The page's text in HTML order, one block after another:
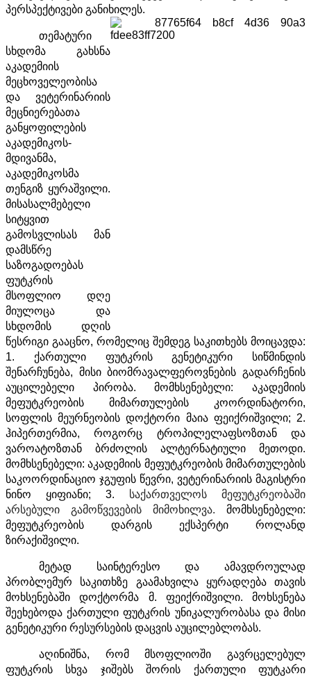
პერსპექტივები განიხილეს.
თემატური
სხდომა გახსნა
აკადემიის
მეცხოველეობისა
და ვეტერინარიის
მეცნიერებათა
განყოფილების
აკადემიკოს-
მდივანმა,
აკადემიკოსმა
თენგიზ ყურაშვილი.
მისასალმებელი
სიტყვით
გამოსვლისას მან
დამსწრე
საზოგადოებას
ფუტკრის
მსოფლიო დღე
მიულოცა და
სხდომის დღის
წესრიგი გააცნო, რომელიც შემდეგ საკითხებს მოიცავდა:
1. ქართული ფუტკრის გენეტიკური სიწმინდის
შენარჩუნება, მისი ბიომრავალფეროვნების გადარჩენის
აუცილებელი პირობა. მომხსენებელი: აკადემიის
მეფუტკრეობის მიმართულების კოორდინატორი,
სოფლის მეურნეობის დოქტორი მაია ფეიქრიშვილი; 2.
ჰიპერთერმია, როგორც ტროპილელაფსოზთან და
ვაროატოზთან ბრძოლის ალტერნატიული მეთოდი.
მომხსენებელი: აკადემიის მეფუტკრეობის მიმართულების
საკოორდინაციო ჯგუფის წევრი, ვეტერინარიის მაგისტრი
ნინო ყიფიანი; 3. საქართველოს
მეფუტკრეობაში
არსებული
გამოწვევების მიმოხილვა. მომხსენებელი:
მეფუტკრეობის დარგის ექსპერტი როლანდ
ზირაქიშვილი.
მეტად საინტერესო და ამავდროულად
პრობლემურ საკითხზე გაამახვილა ყურადღება თავის
მოხსენებაში დოქტორმა მ. ფეიქრიშვილი. მოხსენება
შეეხებოდა ქართული ფუტკრის უნიკალურობასა და მისი
გენეტიკური რესურსების დაცვის აუცილებლობას.
აღინიშნა, რომ მსოფლიოში გავრცელებულ
ფუტკრის სხვა ჯიშებს შორის ქართული ფუტკარი